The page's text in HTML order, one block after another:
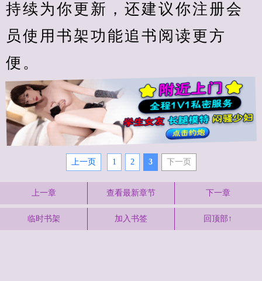
持续为你更新，还建议你注册会
员使用书架功能追书阅读更方
便。
上一页 1 2 3 下一页
上一章 查看最新章节 下一章
临时书架 加入书签 回顶部↑